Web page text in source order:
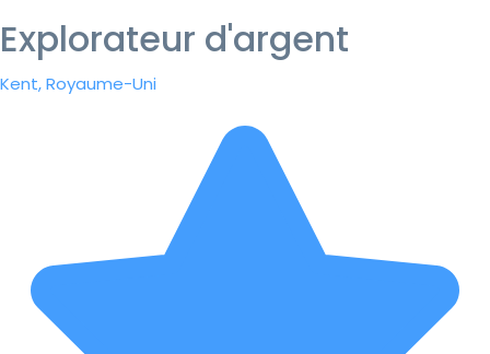
Explorateur d'argent
Kent, Royaume-Uni